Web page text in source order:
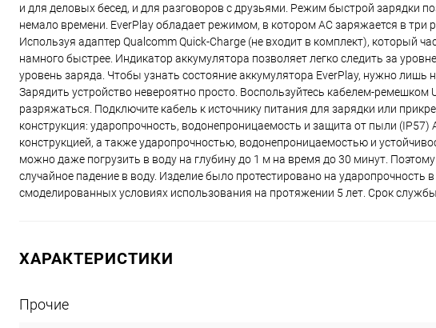
и для деловых бесед, и для разговоров с друзьями. Режим быстрой зарядки
немало времени. EverPlay обладает режимом, в котором АС заряжается в три
Используя адаптер Qualcomm Quick-Charge (не входит в комплект), который
намного быстрее. Индикатор аккумулятора позволяет легко следить за
уровень заряда. Чтобы узнать состояние аккумулятора EverPlay, нужно
Зарядить устройство невероятно просто. Воспользуйтесь кабелем-
разряжаться. Подключите кабель к источнику питания для зарядки или
конструкция: ударопрочность, водонепроницаемость и защита от пыли
конструкцией, а также ударопрочностью, водонепроницаемостью и
можно даже погрузить в воду на глубину до 1 м на время до 30 минут.
случайное падение в воду. Изделие было протестировано на
смоделированных условиях использования на протяжении 5 лет. Срок
ХАРАКТЕРИСТИКИ
Прочие